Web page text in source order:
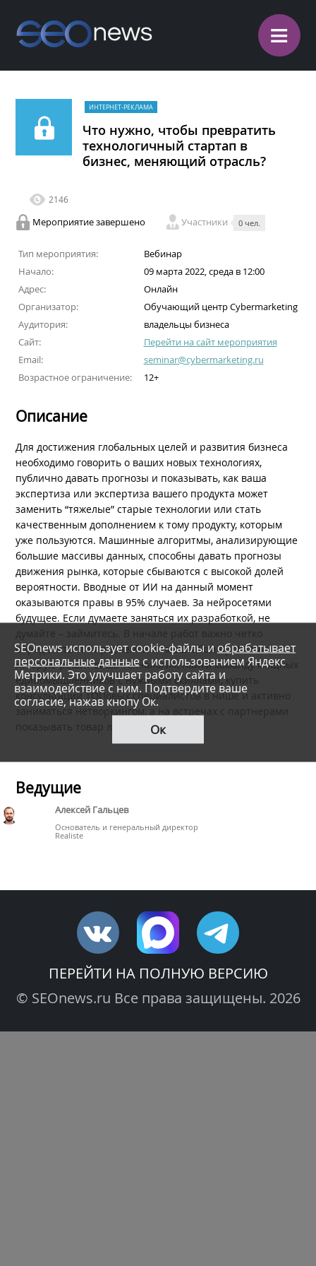
≡
ИНТЕРНЕТ-РЕКЛАМА
Что нужно, чтобы превратить
технологичный стартап в
бизнес, меняющий отрасль?
2146
Мероприятие завершено Участники 0 чел.
Тип мероприятия:
Вебинар
Начало:
09 марта 2022, среда в 12:00
Адрес:
Онлайн
Организатор:
Обучающий центр Cybermarketing
Аудитория:
владельцы бизнеса
Сайт:
Перейти на сайт мероприятия
Email:
seminar@cybermarketing.ru
Возрастное ограничение:
12+
Описание
Для достижения глобальных целей и развития бизнеса
необходимо говорить о ваших новых технологиях,
публично давать прогнозы и показывать, как ваша
экспертиза или экспертиза вашего продукта может
заменить “тяжелые” старые технологии или стать
качественным дополнением к тому продукту, которым
уже пользуются. Машинные алгоритмы, анализирующие
большие массивы данных, способны давать прогнозы
движения рынка, которые сбываются с высокой долей
вероятности. Вводные от ИИ на данный момент
оказываются правы в 95% случаев. За нейросетями
будущее. Если думаете заняться их разработкой, не
думайте – займитесь. В начале работ важно четко
определиться с проблемой и масштабом проблемы,
которую решит ваша технология, найти команду мощных
единомышленников с нужными скиллами, купить
консультации ТОПовых специалистов в нише и активно
заниматься нетворкингом, а на встречах с партнерами
показывать товар лицом.
Ведущие
Алексей Гальцев
Основатель и генеральный директор
Realiste
SEOnews использует cookie-файлы иобрабатывает
персональные данныес использованием Яндекс
Метрики. Это улучшает работу сайта и
взаимодействие с ним. Подтвердите ваше
согласие, нажав кнопу Ок.
Ок
ПЕРЕЙТИ НА ПОЛНУЮ ВЕРСИЮ
© SEOnews.ru Все права защищены. 2026